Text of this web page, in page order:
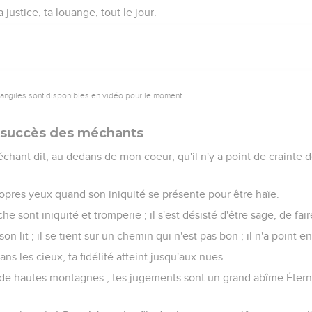
justice, ta louange, tout le jour.
sont disponibles en vidéo pour le moment.
des méchants
dit, au dedans de mon coeur, qu'il n'y a point de crainte
yeux quand son iniquité se présente pour être haïe.
sont iniquité et tromperie ; il s'est désisté d'être sage, de
lit ; il se tient sur un chemin qui n'est pas bon ; il n'a point
les cieux, ta fidélité atteint jusqu'aux nues.
hautes montagnes ; tes jugements sont un grand abîme